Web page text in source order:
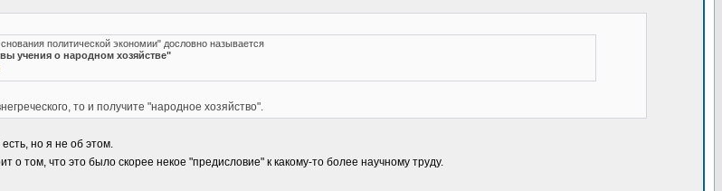
политической экономии" дословно называется
учения о народном хозяйстве"
то и получите "народное хозяйство".
но я не об этом.
о том, что это было скорее некое "предисловие" к какому-то более научному труду.